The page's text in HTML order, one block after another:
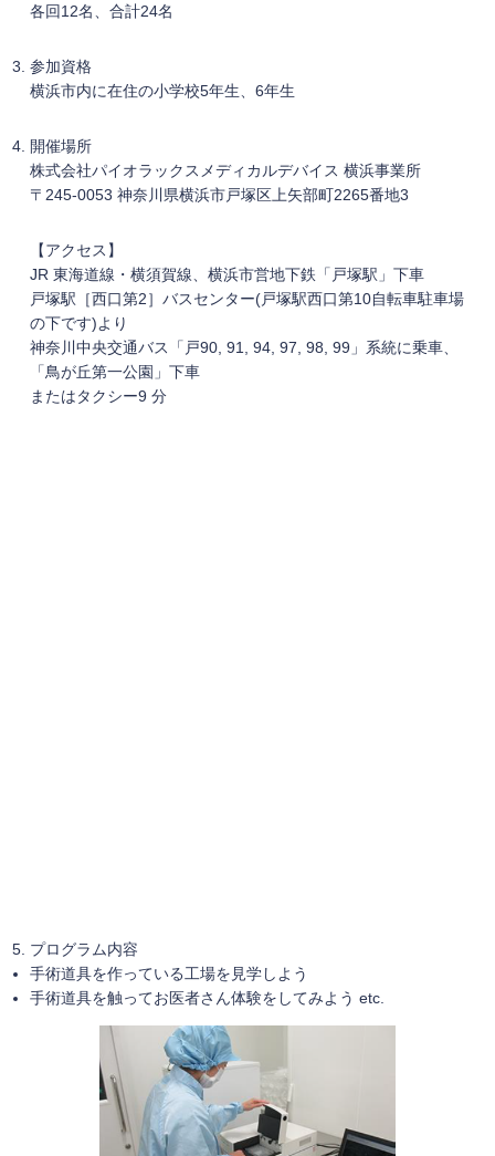
各回12名、合計24名
参加資格
横浜市内に在住の小学校5年生、6年生
開催場所
株式会社パイオラックスメディカルデバイス 横浜事業所
〒245-0053 神奈川県横浜市戸塚区上矢部町2265番地3
【アクセス】
JR 東海道線・横須賀線、横浜市営地下鉄「戸塚駅」下車
戸塚駅［西口第2］バスセンター(戸塚駅西口第10自転車駐車場
の下です)より
神奈川中央交通バス「戸90, 91, 94, 97, 98, 99」系統に乗車、
「鳥が丘第一公園」下車
またはタクシー9 分
プログラム内容
手術道具を作っている工場を見学しよう
手術道具を触ってお医者さん体験をしてみよう etc.